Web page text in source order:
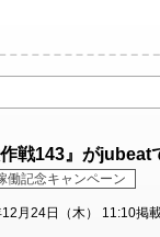
戦143』がjubeat
働記念キャンペーン
月24日（木） 11:10掲